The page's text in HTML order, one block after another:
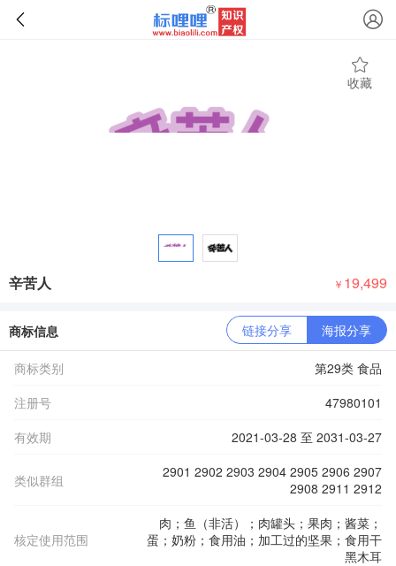
收藏
辛苦人 ￥ 19,499
商标信息 链接分享 海报分享
商标类别
第29类 食品
注册号
47980101
有效期
2021-03-28 至 2031-03-27
类似群组
2901 2902 2903 2904 2905 2906 2907
2908 2911 2912
核定使用范围
肉；鱼（非活）；肉罐头；果肉；酱菜；
蛋；奶粉；食用油；加工过的坚果；食用干
黑木耳